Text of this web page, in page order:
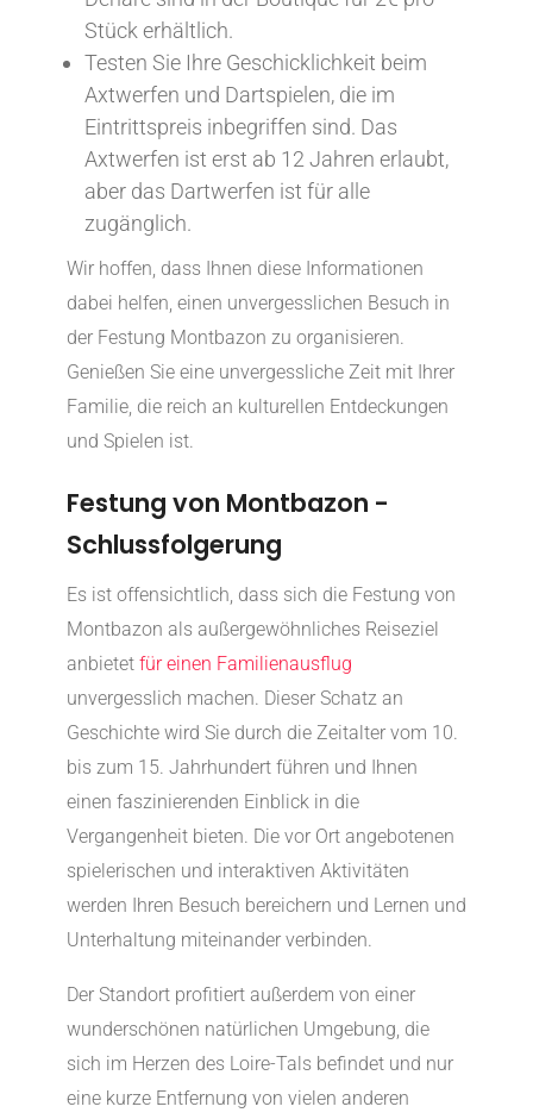
Stück erhältlich.
Testen Sie Ihre Geschicklichkeit beim
Axtwerfen und Dartspielen, die im
Eintrittspreis inbegriffen sind. Das
Axtwerfen ist erst ab 12 Jahren erlaubt,
aber das Dartwerfen ist für alle
zugänglich.
Wir hoffen, dass Ihnen diese Informationen
dabei helfen, einen unvergesslichen Besuch in
der Festung Montbazon zu organisieren.
Genießen Sie eine unvergessliche Zeit mit Ihrer
Familie, die reich an kulturellen Entdeckungen
und Spielen ist.
Festung von Montbazon -
Schlussfolgerung
Es ist offensichtlich, dass sich die Festung von
Montbazon als außergewöhnliches Reiseziel
anbietet für einen Familienausflug
unvergesslich machen. Dieser Schatz an
Geschichte wird Sie durch die Zeitalter vom 10.
bis zum 15. Jahrhundert führen und Ihnen
einen faszinierenden Einblick in die
Vergangenheit bieten. Die vor Ort angebotenen
spielerischen und interaktiven Aktivitäten
werden Ihren Besuch bereichern und Lernen und
Unterhaltung miteinander verbinden.
Der Standort profitiert außerdem von einer
wunderschönen natürlichen Umgebung, die
sich im Herzen des Loire-Tals befindet und nur
eine kurze Entfernung von vielen anderen